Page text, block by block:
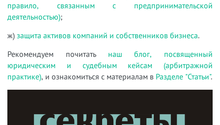
правило, связанным с предпринимательской
деятельностью);
ж) защита активов компаний и собственников бизнеса.
Рекомендуем почитать наш блог, посвященный
юридическим и судебным кейсам (арбитражной
практике), и ознакомиться с материалам в Разделе "Статьи".